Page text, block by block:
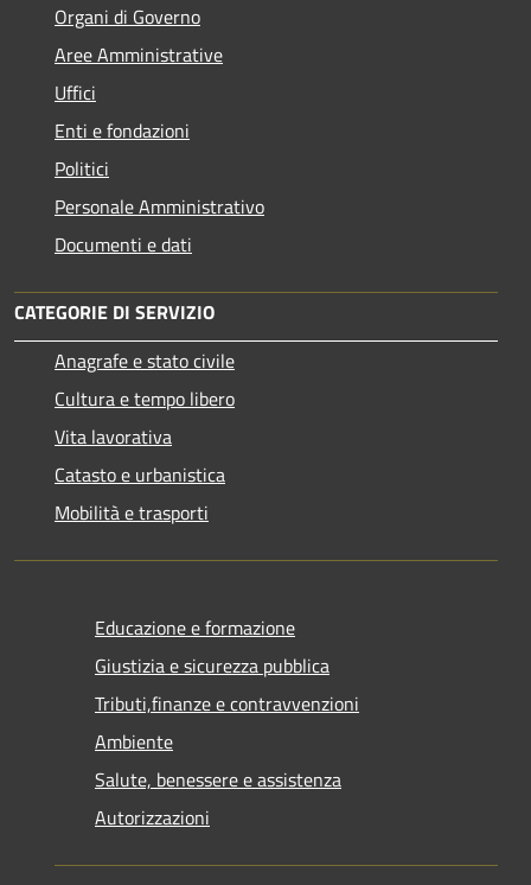
Organi di Governo
Aree Amministrative
Uffici
Enti e fondazioni
Politici
Personale Amministrativo
Documenti e dati
CATEGORIE DI SERVIZIO
Anagrafe e stato civile
Cultura e tempo libero
Vita lavorativa
Catasto e urbanistica
Mobilità e trasporti
Educazione e formazione
Giustizia e sicurezza pubblica
Tributi,finanze e contravvenzioni
Ambiente
Salute, benessere e assistenza
Autorizzazioni